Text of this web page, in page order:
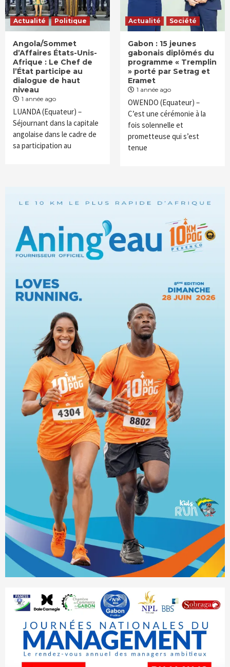
Actualité Politique
Angola/Sommet
d’Affaires États-Unis-
Afrique : Le Chef de
l’État participe au
dialogue de haut
niveau
1 année ago
LUANDA (Equateur) –
Séjournant dans la capitale
angolaise dans le cadre de
sa participation au
Actualité Société
Gabon : 15 jeunes
gabonais diplômés du
programme « Tremplin
» porté par Setrag et
Eramet
1 année ago
OWENDO (Equateur) –
C’est une cérémonie à la
fois solennelle et
prometteuse qui s’est
tenue